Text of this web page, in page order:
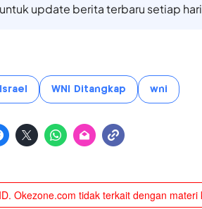
update berita terbaru setiap hari
Israel WNI Ditangkap wni